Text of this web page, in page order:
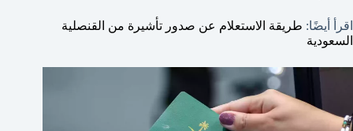
اقرأ أيضًا: طريقة الاستعلام عن صدور تأشيرة من القنصلية
السعودية